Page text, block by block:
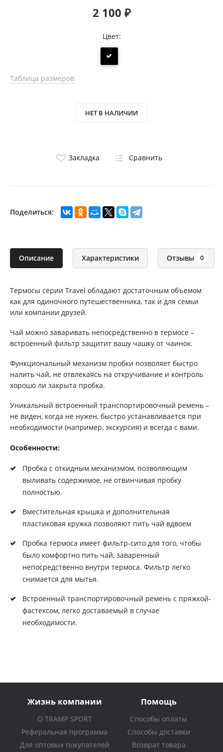
2 100 ₽
Цвет:
Таблица размеров
НЕТ В НАЛИЧИИ
Закладка Сравнить
Поделиться:
Описание Характеристики Отзывы 0
Термосы серии Travel обладают достаточным объемом
как для одиночного путешественника, так и для семьи
или компании друзей.
Чай можно заваривать непосредственно в термосе –
встроенный фильтр защитит вашу чашку от чаинок.
Функциональный механизм пробки позволяет быстро
налить чай, не отвлекаясь на откручивание и контроль
хорошо ли закрыта пробка.
Уникальный встроенный транспортировочный ремень –
не виден, когда не нужен, быстро устанавливается при
необходимости (например, экскурсия) и всегда с вами.
Особенности:
Пробка с откидным механизмом, позволяющим
выливать содержимое, не отвинчивая пробку
полностью.
Вместительная крышка и дополнительная
пластиковая кружка позволяют пить чай вдвоем
Пробка термоса имеет фильтр-сито для того, чтобы
было комфортно пить чай, заваренный
непосредственно внутри термоса. Фильтр легко
снимается для мытья.
Встроенный транспортировочный ремень с пряжкой-
фастексом, легко доставаемый в случае
необходимости.
Жизнь компании
О TRAMP SPORT
Реферальная программа
Для оптовых покупателей
Помощь
Способы оплаты
Способы доставки
Возврат товара